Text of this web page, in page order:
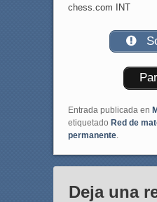
chess.com INT
Entrada publicada en
etiquetado Red de
permanente.
Deja una